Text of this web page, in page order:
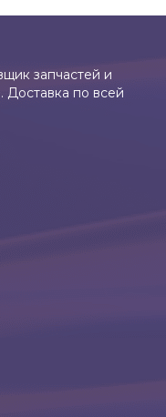
запчастей и
Доставка по всей